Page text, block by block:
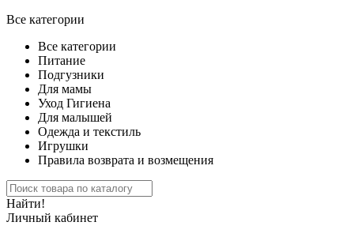
Все категории
Все категории
Питание
Подгузники
Для мамы
Уход Гигиена
Для малышей
Одежда и текстиль
Игрушки
Правила возврата и возмещения
Найти!
Личный кабинет